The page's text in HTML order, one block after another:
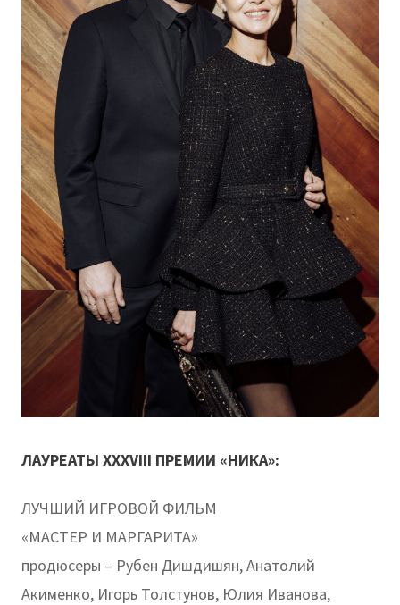
ЛАУРЕАТЫ XXXVIII ПРЕМИИ «НИКА»:
ЛУЧШИЙ ИГРОВОЙ ФИЛЬМ
«МАСТЕР И МАРГАРИТА»
продюсеры – Рубен Дишдишян, Анатолий
Акименко, Игорь Толстунов, Юлия Иванова,